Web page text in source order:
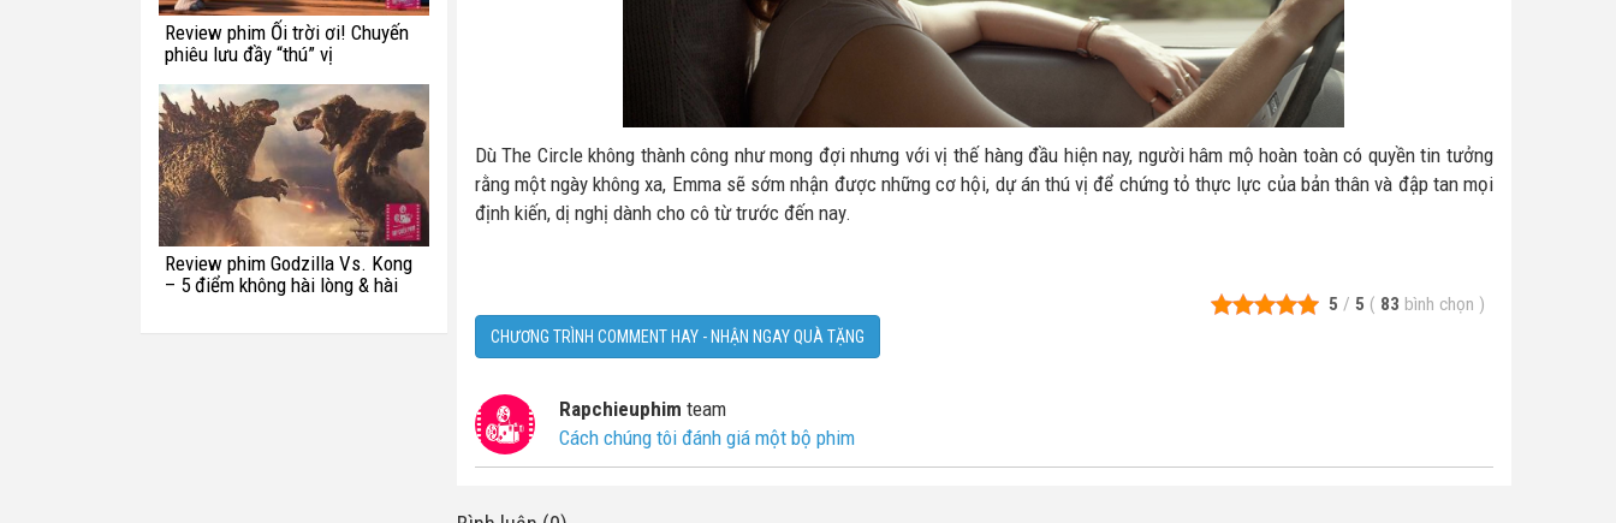
Review phim Ối trời ơi! Chuyến
phiêu lưu đầy “thú” vị
Review phim Godzilla Vs. Kong
– 5 điểm không hài lòng & hài
Dù The Circle không thành công như mong đợi nhưng với vị thế hàng đầu hiện nay, người hâm mộ hoàn toàn có quyền tin tưởng
rằng một ngày không xa, Emma sẽ sớm nhận được những cơ hội, dự án thú vị để chứng tỏ thực lực của bản thân và đập tan mọi
định kiến, dị nghị dành cho cô từ trước đến nay.
5 / 5 ( 83 bình chọn )
CHƯƠNG TRÌNH COMMENT HAY - NHẬN NGAY QUÀ TẶNG
Rapchieuphim team
Cách chúng tôi đánh giá một bộ phim